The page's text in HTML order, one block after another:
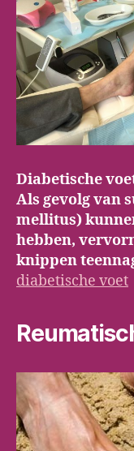
Diabetische
Als gevolg van
mellitus)
hebben,
knippen
diabetische voet